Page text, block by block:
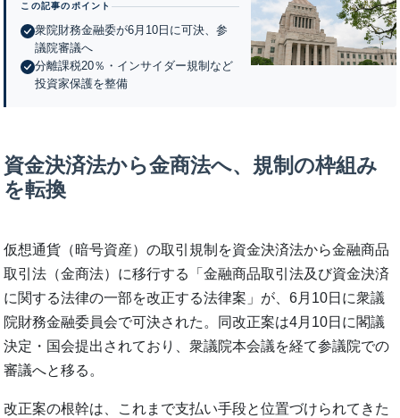
この記事のポイント
衆院財務金融委が6月10日に可決、参
議院審議へ
分離課税20％・インサイダー規制など
投資家保護を整備
資金決済法から金商法へ、規制の枠組み
を転換
仮想通貨（暗号資産）の取引規制を資金決済法から金融商品
取引法（金商法）に移行する「金融商品取引法及び資金決済
に関する法律の一部を改正する法律案」が、6月10日に衆議
院財務金融委員会で可決された。同改正案は4月10日に閣議
決定・国会提出されており、衆議院本会議を経て参議院での
審議へと移る。
改正案の根幹は、これまで支払い手段と位置づけられてきた